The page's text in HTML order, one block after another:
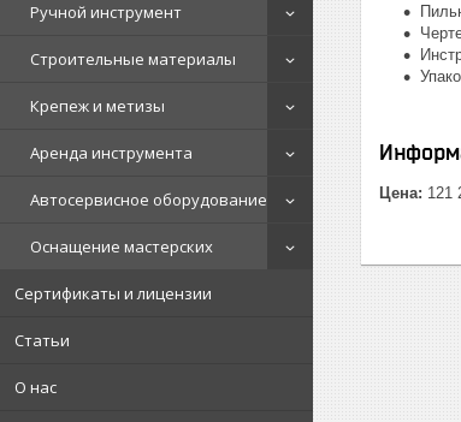
Ручной инструмент
Строительные материалы
Крепеж и метизы
Аренда инструмента
Автосервисное оборудование
Оснащение мастерских
Сертификаты и лицензии
Статьи
О нас
Цена: 121